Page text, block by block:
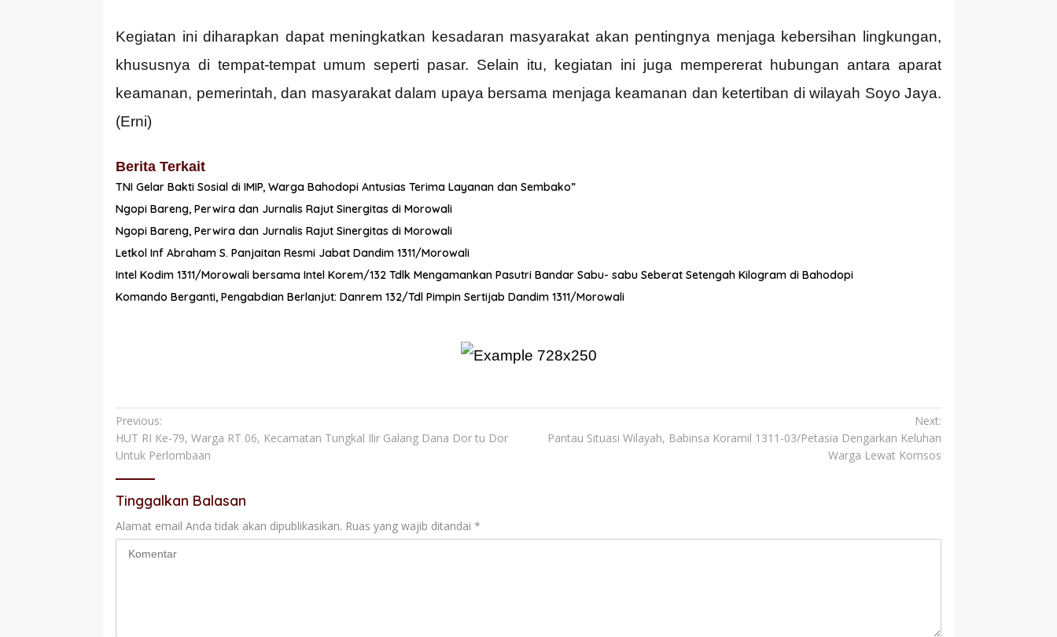
Kegiatan ini diharapkan dapat meningkatkan kesadaran masyarakat akan pentingnya menjaga kebersihan lingkungan,
khususnya di tempat-tempat umum seperti pasar. Selain itu, kegiatan ini juga mempererat hubungan antara aparat
keamanan, pemerintah, dan masyarakat dalam upaya bersama menjaga keamanan dan ketertiban di wilayah Soyo Jaya.
(Erni)
Berita Terkait
TNI Gelar Bakti Sosial di IMIP, Warga Bahodopi Antusias Terima Layanan dan Sembako”
Ngopi Bareng, Perwira dan Jurnalis Rajut Sinergitas di Morowali
Ngopi Bareng, Perwira dan Jurnalis Rajut Sinergitas di Morowali
Letkol Inf Abraham S. Panjaitan Resmi Jabat Dandim 1311/Morowali
Intel Kodim 1311/Morowali bersama Intel Korem/132 Tdlk Mengamankan Pasutri Bandar Sabu- sabu Seberat Setengah Kilogram di Bahodopi
Komando Berganti, Pengabdian Berlanjut: Danrem 132/Tdl Pimpin Sertijab Dandim 1311/Morowali
Navigasi
pos
Previous:
HUT RI Ke-79, Warga RT 06, Kecamatan Tungkal Ilir Galang Dana Dor tu Dor
Untuk Perlombaan
Next:
Pantau Situasi Wilayah, Babinsa Koramil 1311-03/Petasia Dengarkan Keluhan
Warga Lewat Komsos
Tinggalkan Balasan
Alamat email Anda tidak akan dipublikasikan. Ruas yang wajib ditandai *